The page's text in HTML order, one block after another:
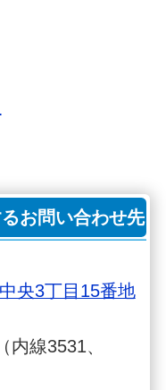
お問い合わせ先
央3丁目15番地
（内線3531、